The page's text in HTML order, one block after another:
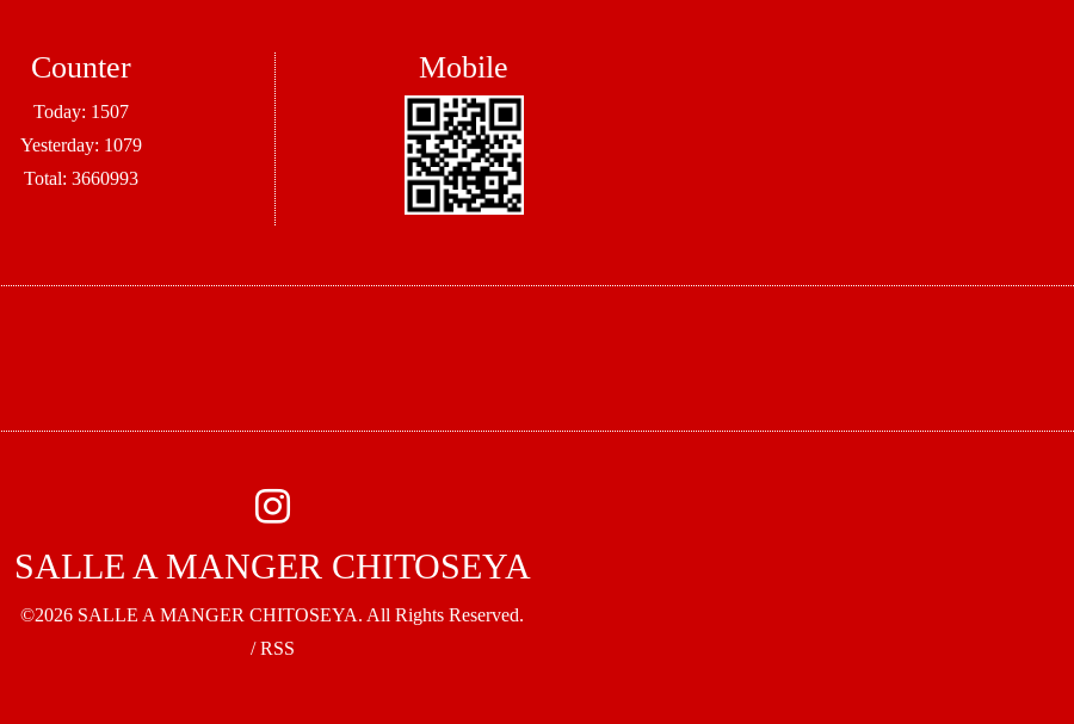
Counter
Today: 1507
Yesterday: 1079
Total: 3660993
Mobile
SALLE A MANGER CHITOSEYA
©2026 SALLE A MANGER CHITOSEYA. All Rights Reserved.
/RSS